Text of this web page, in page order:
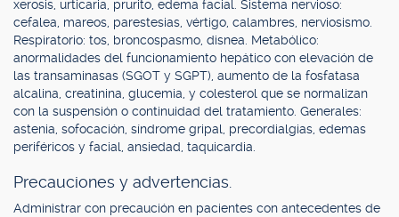
xerosis, urticaria, prurito, edema facial. Sistema nervioso:
cefalea, mareos, parestesias, vértigo, calambres, nerviosismo.
Respiratorio: tos, broncospasmo, disnea. Metabólico:
anormalidades del funcionamiento hepático con elevación de
las transaminasas (SGOT y SGPT), aumento de la fosfatasa
alcalina, creatinina, glucemia, y colesterol que se normalizan
con la suspensión o continuidad del tratamiento. Generales:
astenia, sofocación, síndrome gripal, precordialgias, edemas
periféricos y facial, ansiedad, taquicardia.
Precauciones y advertencias.
Administrar con precaución en pacientes con antecedentes de